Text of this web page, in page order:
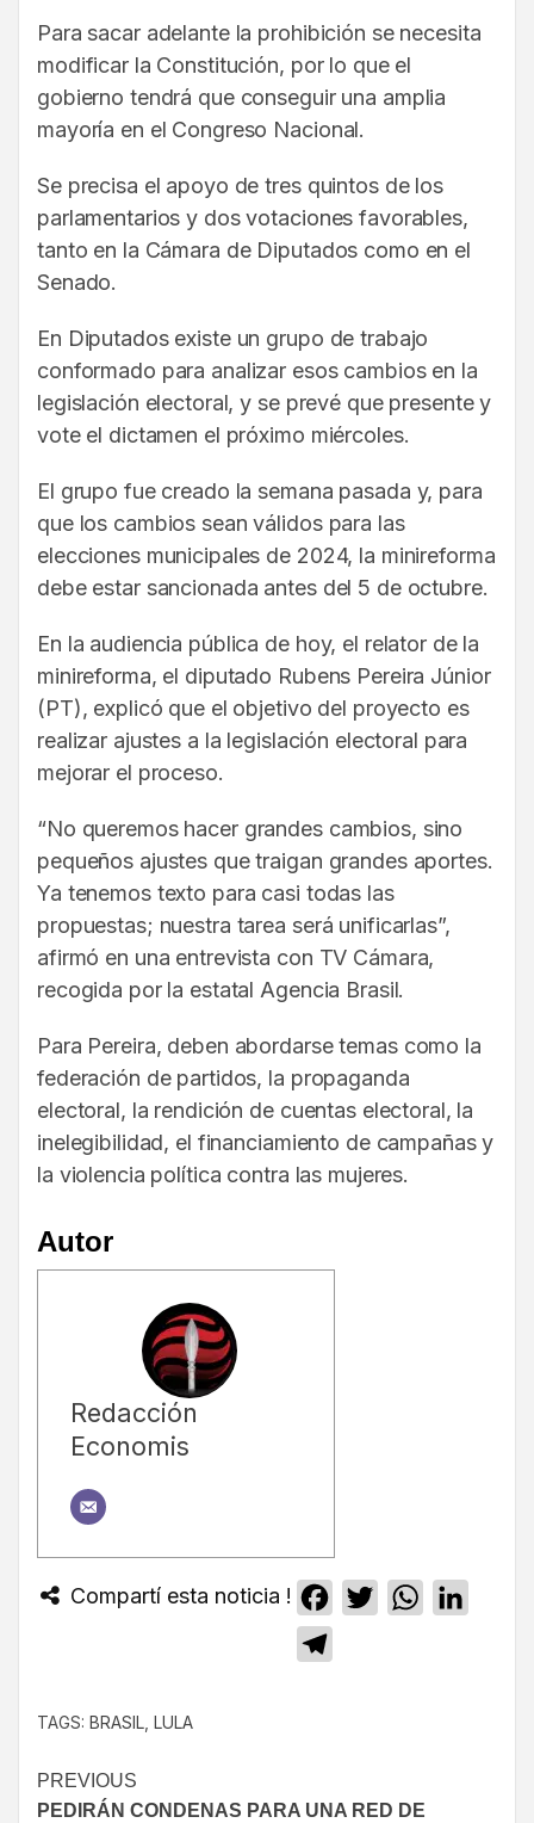
Para sacar adelante la prohibición se necesita
modificar la Constitución, por lo que el
gobierno tendrá que conseguir una amplia
mayoría en el Congreso Nacional.
Se precisa el apoyo de tres quintos de los
parlamentarios y dos votaciones favorables,
tanto en la Cámara de Diputados como en el
Senado.
En Diputados existe un grupo de trabajo
conformado para analizar esos cambios en la
legislación electoral, y se prevé que presente y
vote el dictamen el próximo miércoles.
El grupo fue creado la semana pasada y, para
que los cambios sean válidos para las
elecciones municipales de 2024, la minireforma
debe estar sancionada antes del 5 de octubre.
En la audiencia pública de hoy, el relator de la
minireforma, el diputado Rubens Pereira Júnior
(PT), explicó que el objetivo del proyecto es
realizar ajustes a la legislación electoral para
mejorar el proceso.
“No queremos hacer grandes cambios, sino
pequeños ajustes que traigan grandes aportes.
Ya tenemos texto para casi todas las
propuestas; nuestra tarea será unificarlas”,
afirmó en una entrevista con TV Cámara,
recogida por la estatal Agencia Brasil.
Para Pereira, deben abordarse temas como la
federación de partidos, la propaganda
electoral, la rendición de cuentas electoral, la
inelegibilidad, el financiamiento de campañas y
la violencia política contra las mujeres.
Autor
Redacción
Economis
Compartí esta noticia ! Facebook
TwitterWhatsApp
TAGS: BRASIL LULA
PREVIOUS
PEDIRÁN CONDENAS PARA UNA RED DE